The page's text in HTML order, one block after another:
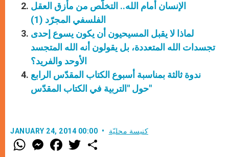
الإنسان أمام الله.. التخلّص من مأزق العقل
الفلسفي المجرّد (1)
لماذا لا يقبل المسيحيون أن يكون يسوع إحدى
تجسدات الله المتعددة، بل يقولون أنه الله المتجسد
الأوحد والفريد؟
ندوة ثالثة بمناسبة أسبوع الكتاب المقدّس الرابع
حول "التربية في الكتاب المقدّس"
JANUARY 24, 2014 00:00 كنيسة محليّة
W
h
M
e
F
a w